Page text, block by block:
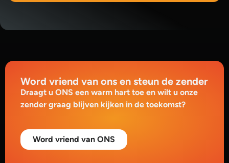
Word vriend van ons en steun de zender
Draagt u ONS een warm hart toe en wilt u onze
zender graag blijven kijken in de toekomst?
Word vriend van ONS